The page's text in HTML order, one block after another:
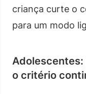
criança curte o
para um modo
Adolescentes:
o critério